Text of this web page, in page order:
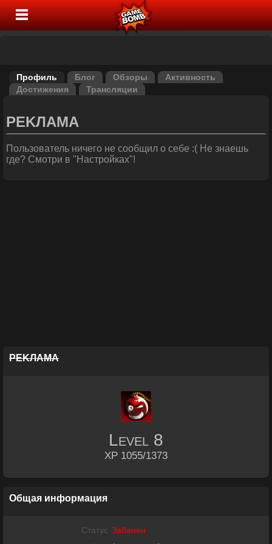
Профиль Блог Обзоры
Активность
Достижения
Трансляции
РЕKЛАМА
Пользователь ничего не сообщил о себе :( Не знаешь
где? Смотри в "Настройках"!
РЕKЛАМА
Level 8
XP 1055/1373
Общая информация
Статус Забанен